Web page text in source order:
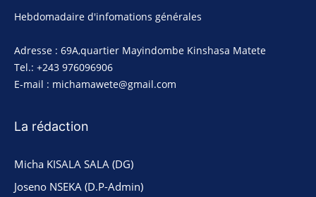
Hebdomadaire d'infomations générales
Adresse : 69A,quartier Mayindombe Kinshasa Matete
Tel.: +243 976096906
E-mail : michamawete@gmail.com
La rédaction
Micha KISALA SALA (DG)
Joseno NSEKA (D.P-Admin)